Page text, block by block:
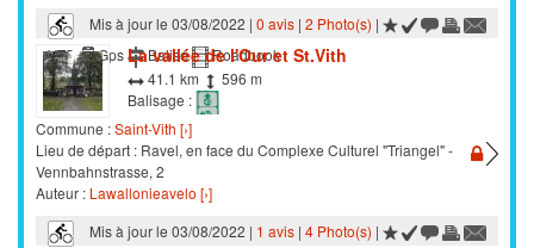
Mis à jour le 03/08/2022 | 0 avis| 2 Photo(s) |
VTC
Gps Balisé Roadbook
La vallée de l'Our et St.Vith
41.1 km
596 m
Balisage :
Commune :Saint-Vith [›]
Lieu de départ : Ravel, en face du Complexe Culturel "Triangel" -
Vennbahnstrasse, 2
Auteur : Lawallonieavelo [›]
Mis à jour le 03/08/2022 | 1 avis| 4 Photo(s) |